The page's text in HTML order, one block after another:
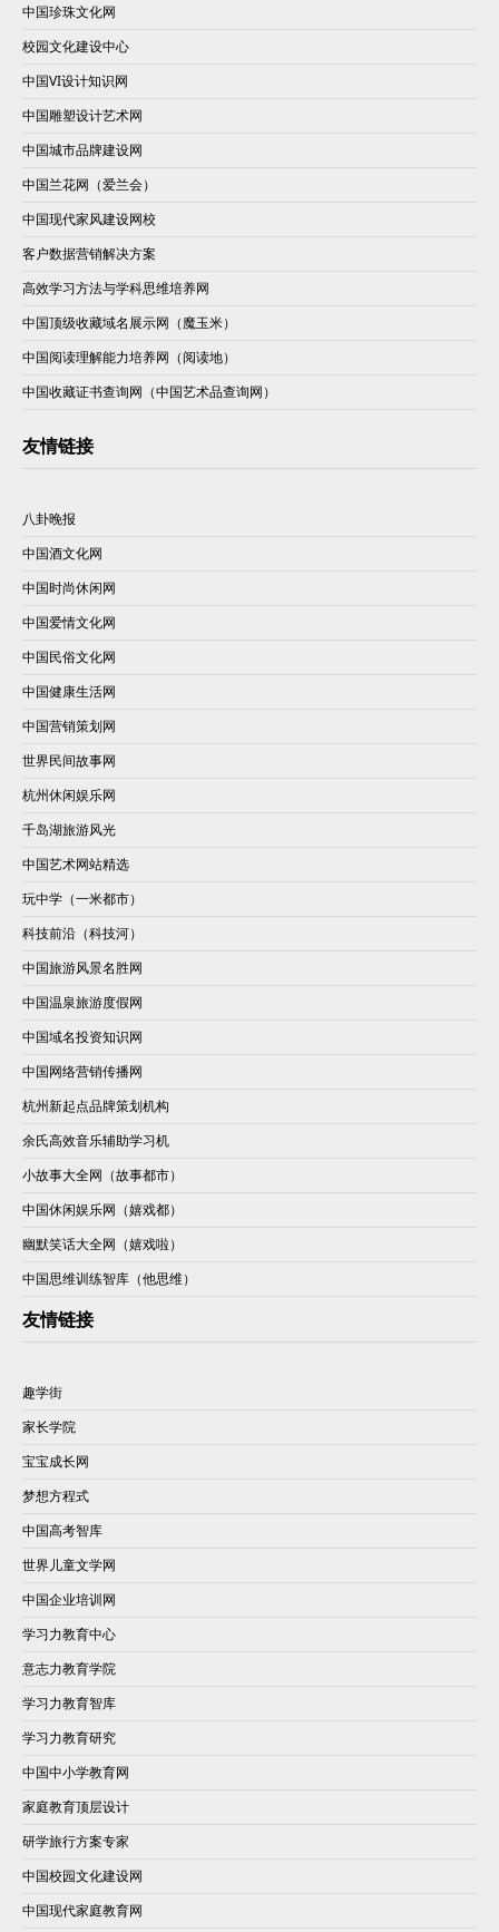
中国珍珠文化网
校园文化建设中心
中国VI设计知识网
中国雕塑设计艺术网
中国城市品牌建设网
中国兰花网（爱兰会）
中国现代家风建设网校
客户数据营销解决方案
高效学习方法与学科思维培养网
中国顶级收藏域名展示网（魔玉米）
中国阅读理解能力培养网（阅读地）
中国收藏证书查询网（中国艺术品查询网）
友情链接
八卦晚报
中国酒文化网
中国时尚休闲网
中国爱情文化网
中国民俗文化网
中国健康生活网
中国营销策划网
世界民间故事网
杭州休闲娱乐网
千岛湖旅游风光
中国艺术网站精选
玩中学（一米都市）
科技前沿（科技河）
中国旅游风景名胜网
中国温泉旅游度假网
中国域名投资知识网
中国网络营销传播网
杭州新起点品牌策划机构
余氏高效音乐辅助学习机
小故事大全网（故事都市）
中国休闲娱乐网（嬉戏都）
幽默笑话大全网（嬉戏啦）
中国思维训练智库（他思维）
友情链接
趣学街
家长学院
宝宝成长网
梦想方程式
中国高考智库
世界儿童文学网
中国企业培训网
学习力教育中心
意志力教育学院
学习力教育智库
学习力教育研究
中国中小学教育网
家庭教育顶层设计
研学旅行方案专家
中国校园文化建设网
中国现代家庭教育网